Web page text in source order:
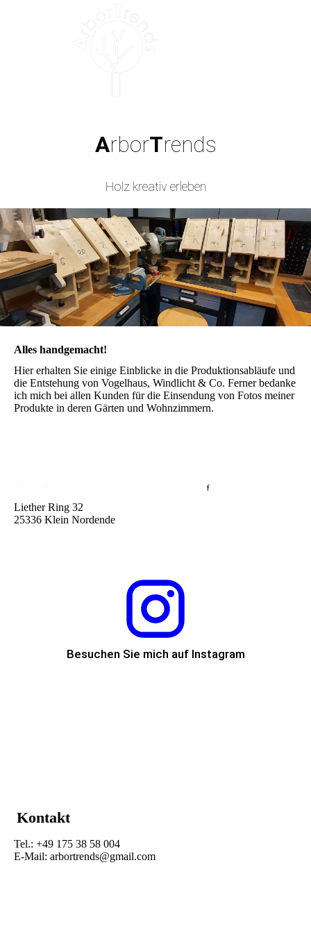
ArborTrends
Holz kreativ erleben
Alles handgemacht!
Hier erhalten Sie einige Einblicke in die Produktionsabläufe und
die Entstehung von Vogelhaus, Windlicht & Co. Ferner bedanke
ich mich bei allen Kunden für die Einsendung von Fotos meiner
Produkte in deren Gärten und Wohnzimmern.
f
Liether Ring 32
25336 Klein Nordende
Besuchen Sie mich auf Instagram
Kontakt
Tel.: +49 175 38 58 004
E-Mail: arbortrends@gmail.com